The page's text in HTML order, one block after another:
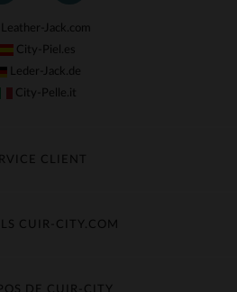
Jack.com
City-Piel.es
Leder-Jack.de
City-Pelle.it
CLIENT
& Remboursement
le service client
CUIR-CITY.COM
des matières